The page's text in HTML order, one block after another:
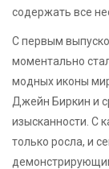
содержать все
С первым
моментально
модных иконы
Джейн Биркин и
изысканности. С
только росла, и